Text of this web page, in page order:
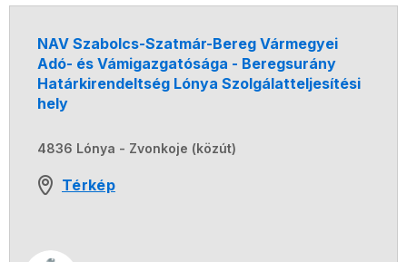
NAV Szabolcs-Szatmár-Bereg Vármegyei
Adó- és Vámigazgatósága - Beregsurány
Határkirendeltség Lónya Szolgálatteljesítési
hely
4836 Lónya - Zvonkoje (közút)
Térkép